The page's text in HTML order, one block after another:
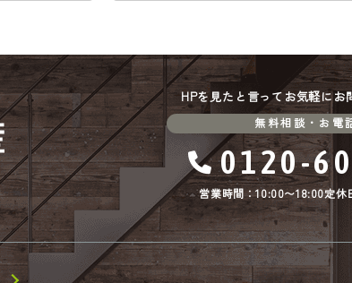
HPを見たと言ってお気軽にお
無料相談・お電
0120-
営業時間：10:00〜18:00定休